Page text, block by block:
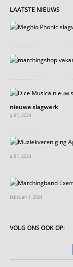
LAATSTE NIEUWS
nieuwe slagwerk
juli 1, 2024
juli 1, 2024
februari 1, 2024
VOLG ONS OOK OP: